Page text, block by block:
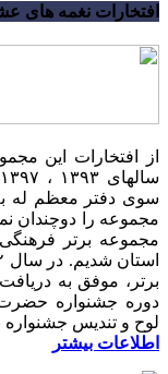
افتخارات نغمه های
از افتخارات این
سوی دفتر معظم له
مجموعه برتر
برتر، موفق به
دوره جشنواره حضرت
لوح و تندیس
اطلاعات بیشتر